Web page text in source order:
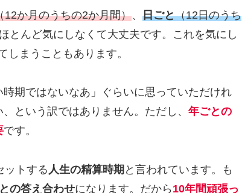
12か月のうちの2か月間）、 日ごと（12日のうち
とんど気にしなくて大丈夫です。これを気にし
まうこともあります。
期ではないなあ」ぐらいに思っていただけれ
という訳ではありません。ただし、 年ごとの
です。
ットする 人生の精算時期 と言われています。も
の答え合わせになります。だから 10年間頑張っ